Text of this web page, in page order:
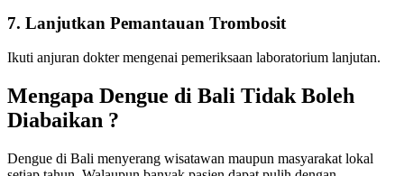
7. Lanjutkan Pemantauan Trombosit
Ikuti anjuran dokter mengenai pemeriksaan laboratorium lanjutan.
Mengapa Dengue di Bali Tidak Boleh
Diabaikan ?
Dengue di Bali menyerang wisatawan maupun masyarakat lokal